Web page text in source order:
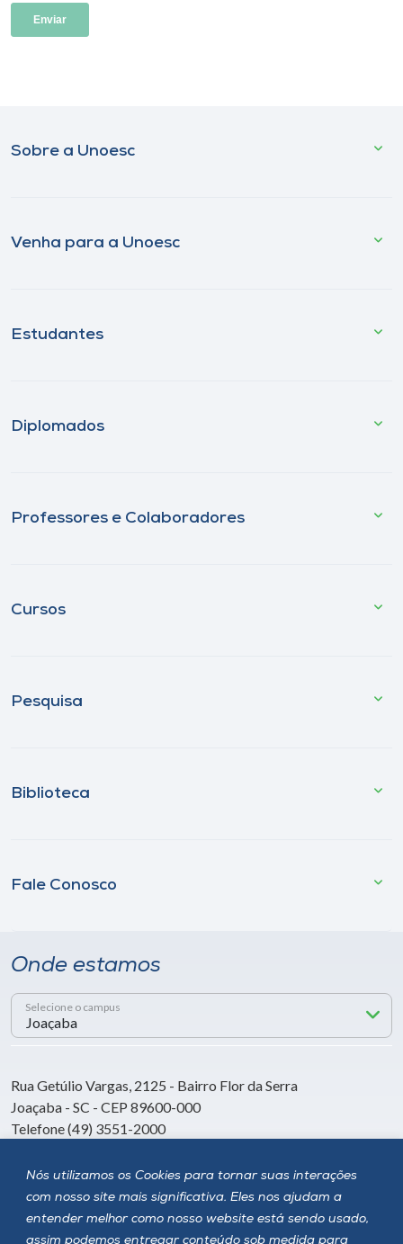
Nós utilizamos os Cookies para tornar suas interações
com nosso site mais significativa. Eles nos ajudam a
entender melhor como nosso website está sendo usado,
assim podemos entregar conteúdo sob medida para
Sobre a Unoesc
Venha para a Unoesc
Estudantes
Diplomados
Professores e Colaboradores
Cursos
Pesquisa
Biblioteca
Fale Conosco
Onde estamos
Selecione o campus
Rua Getúlio Vargas, 2125 - Bairro Flor da Serra
Joaçaba - SC - CEP 89600-000
Telefone (49) 3551-2000
Siga a Unoesc